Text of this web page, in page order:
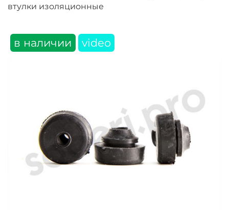
втулки изоляционные
в наличии video